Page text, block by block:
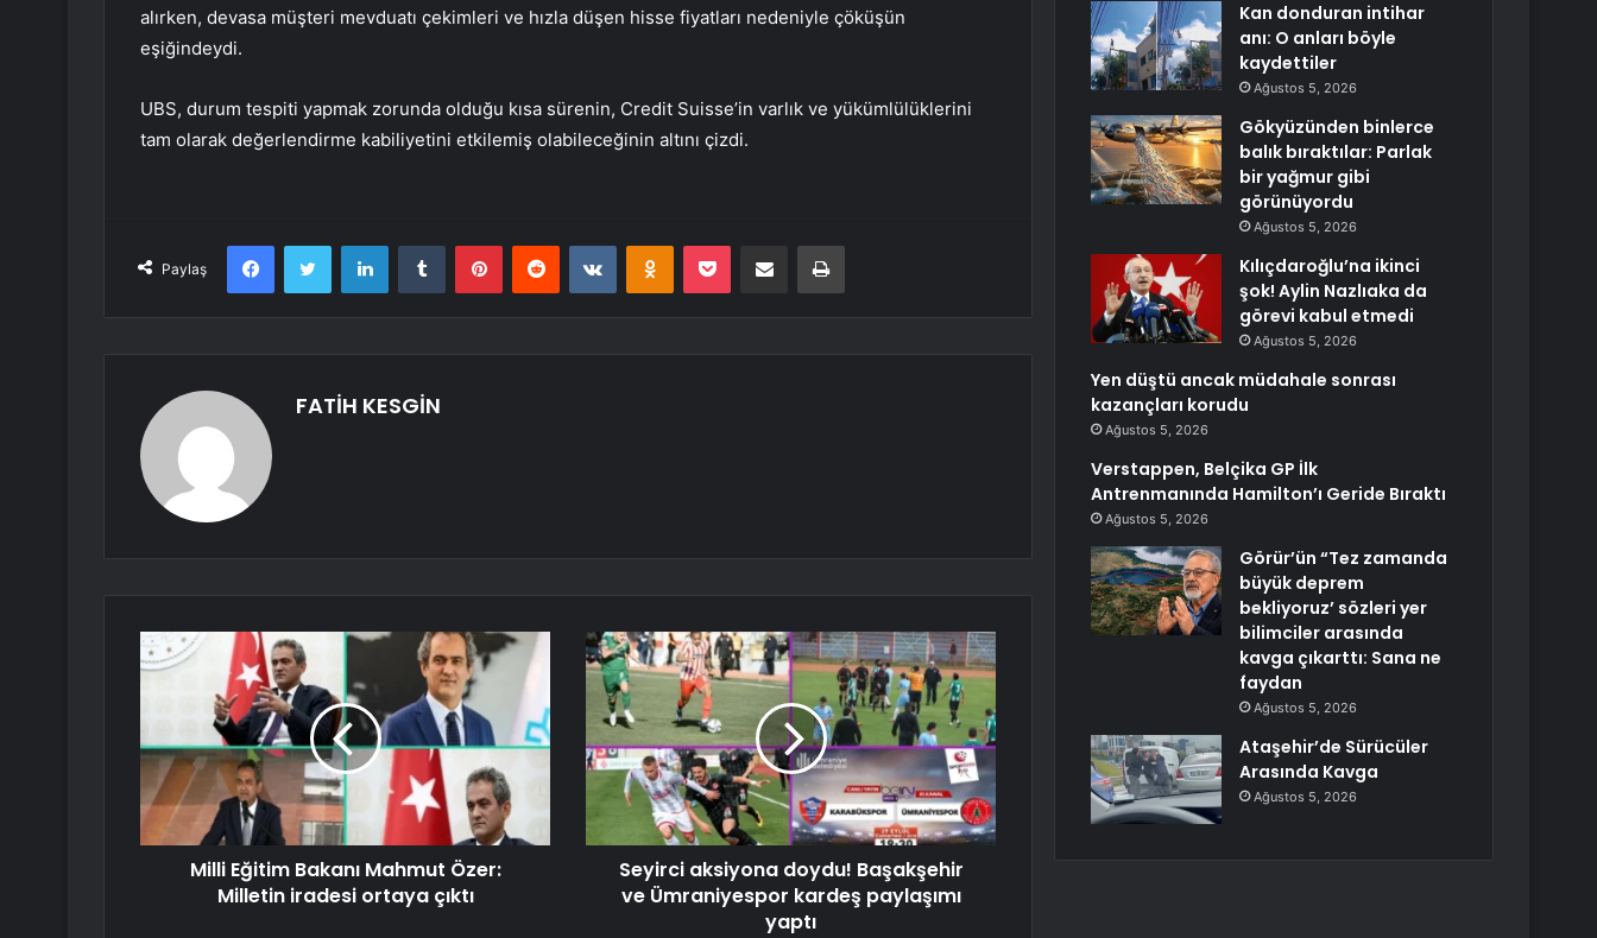
alırken, devasa müşteri mevduatı çekimleri ve hızla düşen hisse fiyatları nedeniyle çöküşün
eşiğindeydi.
UBS, durum tespiti yapmak zorunda olduğu kısa sürenin, Credit Suisse’in varlık ve yükümlülüklerini
tam olarak değerlendirme kabiliyetini etkilemiş olabileceğinin altını çizdi.
Paylaş
FacebookTwitter LinkedInTumblr PinterestReddit VKontakteOdnoklassniki
Pocket E-Posta ile paylaş Yazdır
FATİH KESGİN
Milli Eğitim Bakanı Mahmut Özer:
Milletin iradesi ortaya çıktı
Seyirci aksiyona doydu! Başakşehir
ve Ümraniyespor kardeş paylaşımı
yaptı
Kan donduran intihar
anı: O anları böyle
kaydettiler
Ağustos 5, 2026
Gökyüzünden binlerce
balık bıraktılar: Parlak
bir yağmur gibi
görünüyordu
Ağustos 5, 2026
Kılıçdaroğlu’na ikinci
şok! Aylin Nazlıaka da
görevi kabul etmedi
Ağustos 5, 2026
Yen düştü ancak müdahale sonrası
kazançları korudu
Ağustos 5, 2026
Verstappen, Belçika GP İlk
Antrenmanında Hamilton’ı Geride Bıraktı
Ağustos 5, 2026
Görür’ün “Tez zamanda
büyük deprem
bekliyoruz’ sözleri yer
bilimciler arasında
kavga çıkarttı: Sana ne
faydan
Ağustos 5, 2026
Ataşehir’de Sürücüler
Arasında Kavga
Ağustos 5, 2026